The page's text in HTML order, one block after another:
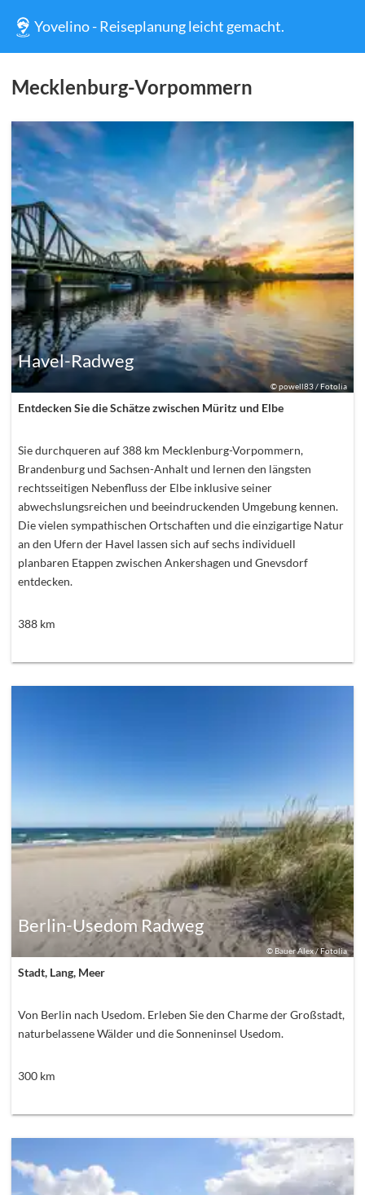
Yovelino - Reiseplanung leicht gemacht.
Mecklenburg-Vorpommern
©powell83 / Fotolia
Havel-Radweg
Entdecken Sie die Schätze zwischen Müritz und Elbe
Sie durchqueren auf 388 km Mecklenburg-Vorpommern,
Brandenburg und Sachsen-Anhalt und lernen den längsten
rechtsseitigen Nebenfluss der Elbe inklusive seiner
abwechslungsreichen und beeindruckenden Umgebung kennen.
Die vielen sympathischen Ortschaften und die einzigartige Natur
an den Ufern der Havel lassen sich auf sechs individuell
planbaren Etappen zwischen Ankershagen und Gnevsdorf
entdecken.
388km
© Bauer Alex / Fotolia
Berlin-Usedom Radweg
Stadt, Lang, Meer
Von Berlin nach Usedom. Erleben Sie den Charme der Großstadt,
naturbelassene Wälder und die Sonneninsel Usedom.
300km